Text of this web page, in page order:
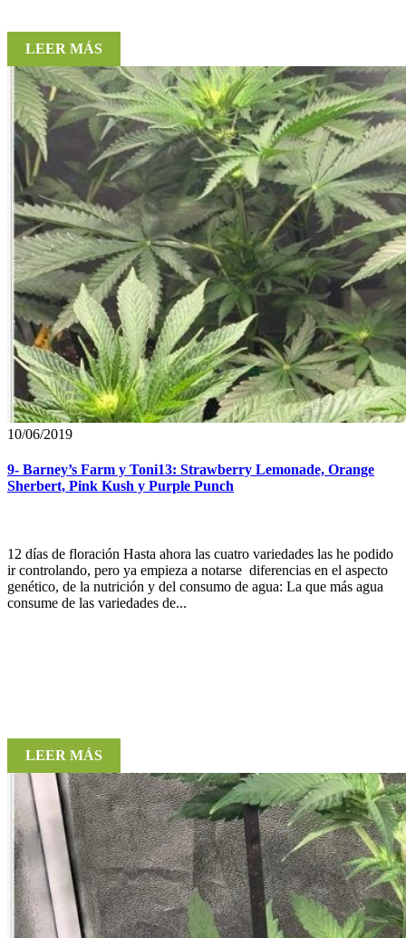
LEER MÁS
10/06/2019
9- Barney’s Farm y Toni13: Strawberry Lemonade, Orange
Sherbert, Pink Kush y Purple Punch
12 días de floración Hasta ahora las cuatro variedades las he podido
ir controlando, pero ya empieza a notarse diferencias en el aspecto
genético, de la nutrición y del consumo de agua: La que más agua
consume de las variedades de...
LEER MÁS